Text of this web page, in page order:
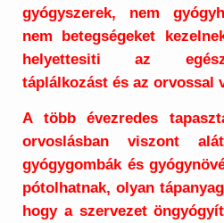
gyógyszerek, nem
nem betegségeket
helyettesiti az
táplálkozást és az orvossal
A több évezredes
orvoslásban viszont
gyógygombák és
pótolhatnak, olyan
hogy a szervezet